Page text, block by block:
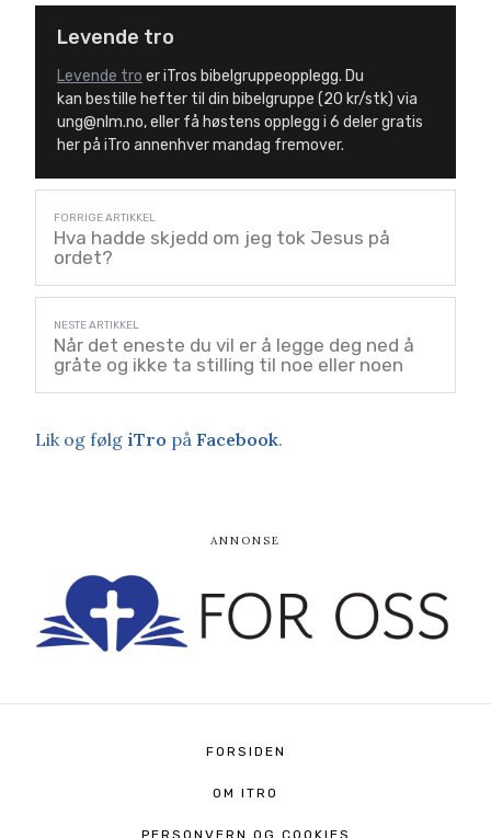
Levende tro
Levende tro er iTros bibelgruppeopplegg. Du
kan bestille hefter til din bibelgruppe (20 kr/stk) via
ung@nlm.no, eller få høstens opplegg i 6 deler gratis
her på iTro annenhver mandag fremover.
Hva hadde skjedd om jeg tok Jesus på
ordet?
Når det eneste du vil er å legge deg ned å
gråte og ikke ta stilling til noe eller noen
Lik og følg iTro på Facebook.
FORSIDEN
OM ITRO